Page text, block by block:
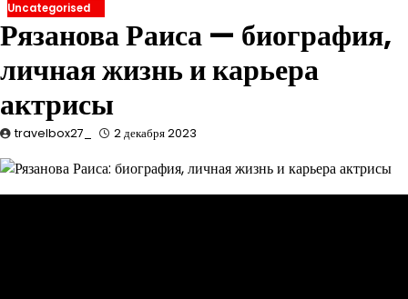
Uncategorised
Рязанова Раиса — биография,
личная жизнь и карьера
актрисы
travelbox27_ 2 декабря 2023